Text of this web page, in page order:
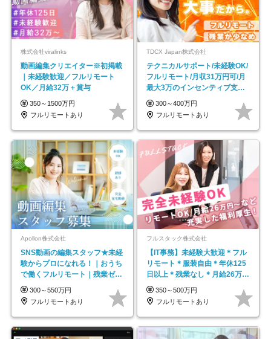
株式会社viralinks
動画編集クリエイター※初掲載
｜未経験歓迎／フルリモート
OK／月給32万＋賞与
350～1500万円
フルリモートあり
TDCX Japan株式会社
テクニカルサポート/未経験OK/
フルリモート/月収31万円可/月
最大3万のインセンティブ支給/
平均年齢33歳
300～400万円
フルリモートあり
Apollon株式会社
SNS動画の編集スタッフ★未経
験からプロになれる！｜おうち
で働くフルリモート｜残業ゼロ
で18時退勤◎
300～550万円
フルリモートあり
フルスタック株式会社
【IT事務】未経験大歓迎＊フル
リモート＊服装自由＊年休125
日以上＊残業なし＊月給26万円
以上
350～500万円
フルリモートあり